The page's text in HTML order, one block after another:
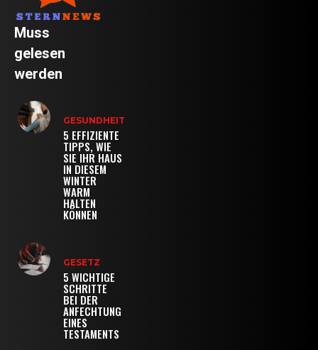
Muss
gelesen
werden
GESUNDHEIT
5 EFFIZIENTE
TIPPS, WIE
SIE IHR HAUS
IN DIESEM
WINTER
WARM
HALTEN
KÖNNEN
GESETZ
5 WICHTIGE
SCHRITTE
BEI DER
ANFECHTUNG
EINES
TESTAMENTS